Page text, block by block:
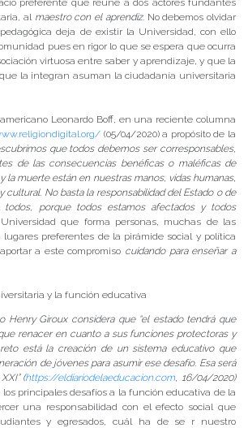
al maestro con el aprendiz. No debemos olvidar
deja de existir la Universidad, con ello
pues en rigor lo que se espera que ocurra
virtuosa entre saber y aprendizaje, y que la
la integran asuman la ciudadanía universitaria
Leonardo Boff, en una reciente columna
(05/04/2020) a propósito de la
que todos debemos ser corresponsables,
de las consecuencias benéficas o maléficas de
la muerte están en nuestras manos, vidas humanas,
cultural. No basta la responsabilidad del Estado o de
porque todos estamos afectados y todos
que forma personas, muchas de las
preferentes de la pirámide social y política
a este compromiso cuidando para enseñar a
y la función educativa
Henry Giroux considera que “el estado tendrá que
renacer en cuanto a sus funciones protectoras y
está la creación de un sistema educativo que
de jóvenes para asumir ese desafío. Esa será
(https://eldiariodelaeducacion.com, 16/04/2020)
principales desafíos a la función educativa de la
una responsabilidad con el efecto social que
y egresados, cuál ha de se r nuestro